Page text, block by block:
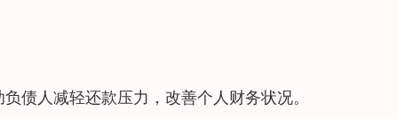
债人减轻还款压力，改善个人财务状况。